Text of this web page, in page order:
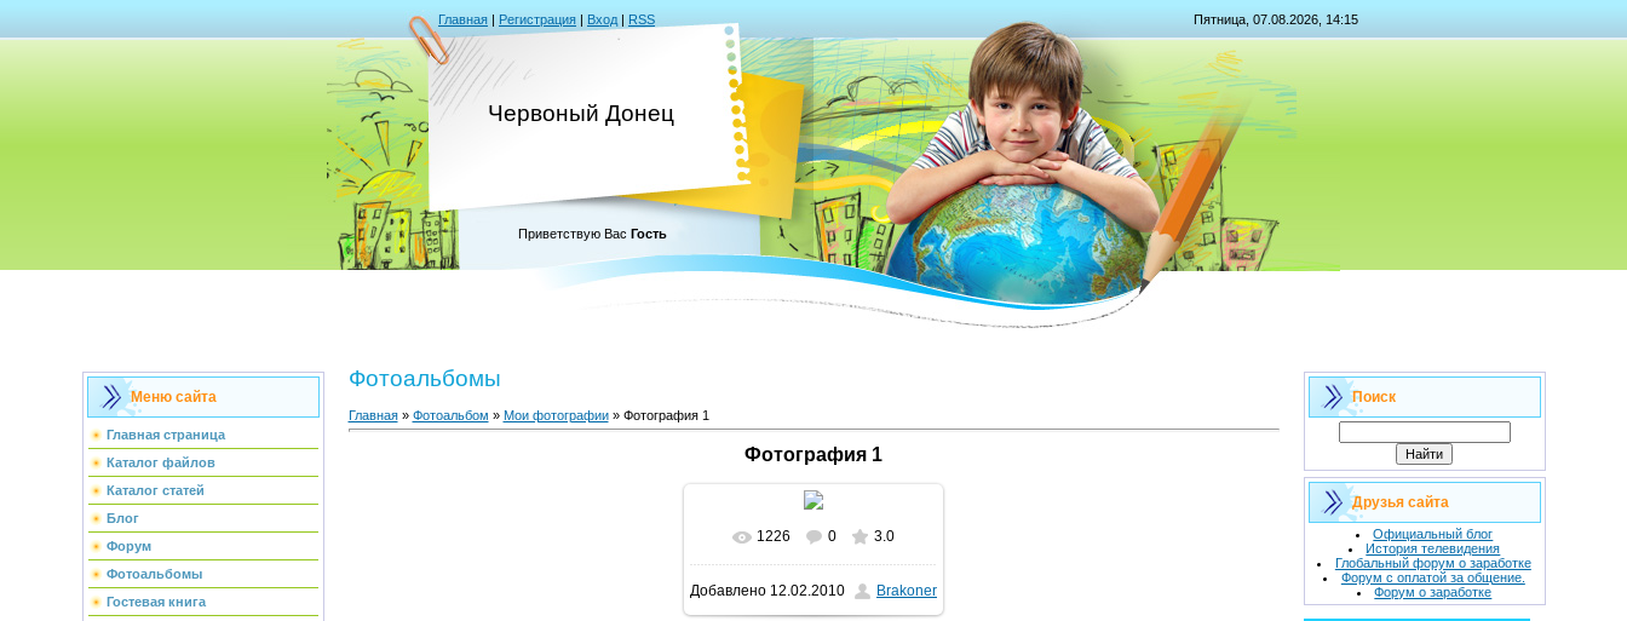
Главная | Регистрация | Вход | RSS Пятница, 07.08.2026, 14:15
Червоный Донец
Приветствую Вас Гость
Меню сайта
Главная страница
Каталог файлов
Каталог статей
Блог
Форум
Фотоальбомы
Гостевая книга
Фотоальбомы
Главная» Фотоальбом » Мои фотографии» Фотография 1
Фотография 1
В реальном размере
604x480/ 56.9Kb
1226 0 3.0
Добавлено 12.02.2010 Brakoner
Поиск
Друзья сайта
Официальный блог
История телевидения
Глобальный форум о заработке
Форум с оплатой за общение.
Форум о заработке